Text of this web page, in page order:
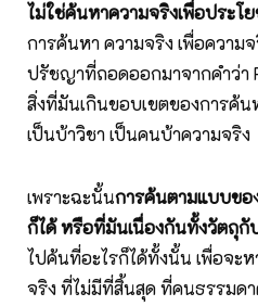
ไม่ใช่ค้นหาความจริงเพื่อประโ
การค้นหา ความจริง เพื่อความ
ปรัชญาที่ถอดออกมาจากคำว่า
สิ่งที่มันเกินขอบเขตของการค้
เป็นบ้าวิชา เป็นคนบ้าความจริง
เพราะฉะนั้นการค้นตามแบบขอ
ก็ได้ หรือที่มันเนื่องกันทั้งวัตถุกั
ไปค้นที่อะไรก็ได้ทั้งนั้น เพื่อจะ
จริง ที่ไม่มีที่สิ้นสุด ที่คนธรรมดา